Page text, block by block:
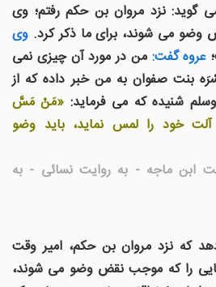
گوید: نزد مروان بن حکم رفتم؛ وی
می شوند، برای ما ذکر کرد. وی
عروه گفت: من در مورد آن چیزی نمی
بنت صفوان به من خبر داده که از
شنیده که می فرماید: «مَنْ مَسَّ
خود را لمس نماید، باید وضو
ابن ماجه - به روایت نسائی - به
که نزد مروان بن حکم، امیر وقت
را که موجب نقض وضو می شوند،